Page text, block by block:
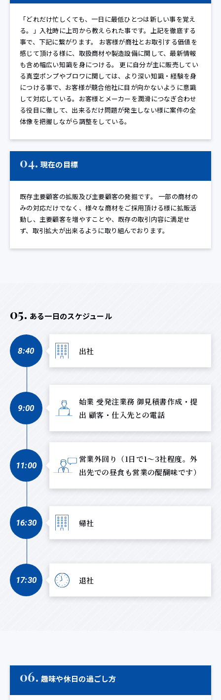
「どれだけ忙しくても、一日に最低ひとつは新しい事を覚え
る。」入社時に上司から教えられた事です。上記を徹底する
事で、下記に繋がります。 お客様が商社とお取引する価値を
感じて頂ける様に、取扱商材や製造設備に関して、最新情報
も含め幅広い知識を身につける。 更に自分が主に販売してい
る真空ポンプやブロワに関しては、より深い知識・経験を身
につける事で、お客様が競合他社に目が向かないように意識
して対応している。お客様とメーカーを潤滑につなぎ合わせ
る役目に徹して、出来るだけ問題が発生しない様に案件の全
体像を把握しながら調整をしている。
04. 現在の目標
既存主要顧客の拡販及び主要顧客の発掘です。 一部の商材の
みの対応だけでなく、様々な商材をご採用頂ける様に拡販活
動し、主要顧客を増やすことや、既存の取引内容に満足せ
ず、取引拡大が出来るように取り組んでおります。
05. ある一日のスケジュール
8:40 出社
9:00
始業 受発注業務 御見積書作成・提
出 顧客・仕入先との電話
11:00
営業外回り（1日で1～3社程度。外
出先での昼食も営業の醍醐味です）
16:30 帰社
17:30 退社
06. 趣味や休日の過ごし方